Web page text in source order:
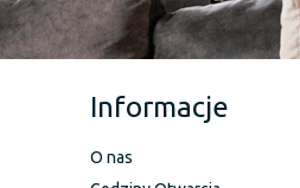
Informacje
O nas